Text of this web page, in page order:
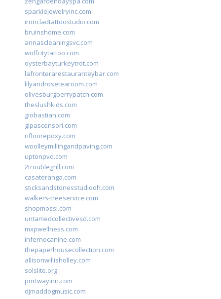
sparklejewelryinc.com
ironcladtattoostudio.com
bruinshome.com
annascleaningsvc.com
wolfcitytattoo.com
oysterbayturkeytrot.com
lafronterarestauranteybar.com
lilyandrosetearoom.com
olivesburgberrypatch.com
theslushkids.com
giobastian.com
glpascensori.com
rifloorepoxy.com
woolleymillingandpaving.com
uptonpvd.com
2troublegrill.com
casateranga.com
sticksandstonesstudiooh.com
walkers-treeservice.com
shopmossi.com
untamedcollectivesd.com
mxpwellness.com
infernocanine.com
thepaperhousecollection.com
allisonwillisholley.com
solslite.org
portwayinn.com
djmaddogmusic.com